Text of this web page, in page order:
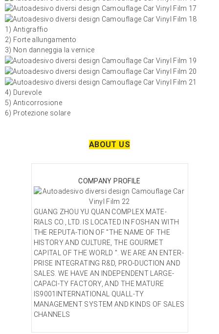
1) Antigraffio
2) Forte allungamento
3) Non danneggia la vernice
4) Durevole
5) Anticorrosione
6) Protezione solare
ABOUT US
COMPANY PROFILE
GUANG ZHOU YU QUAN COMPLEX MATE-
RIALS CO., LTD. IS LOCATED IN FOSHAN WITH
THE REPUTA-TION OF "THE NAME OF THE
HISTORY AND CULTURE, THE GOURMET
CAPITAL OF THE WORLD ". WE ARE AN ENTER-
PRISE INTEGRATING R&D, PRO-DUCTION AND
SALES. WE HAVE AN INDEPENDENT LARGE-
CAPACI-TY FACTORY, AND THE MATURE
IS9001INTERNATIONAL QUALL-TY
MANAGEMENT SYSTEM AND KINDS OF SALES
CHANNELS